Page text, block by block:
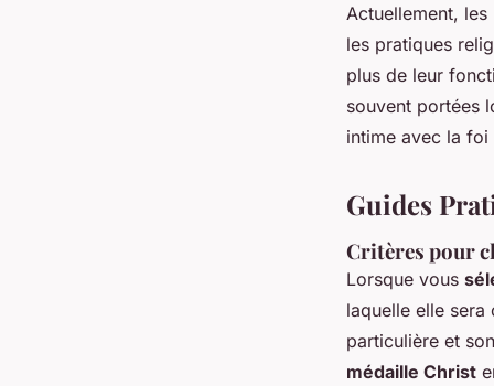
Actuellement,
les pratiques
plus de leur
souvent portées
intime avec la
Guides
Critères pour
Lorsque vous
laquelle elle sera
particulière et
médaille Christ